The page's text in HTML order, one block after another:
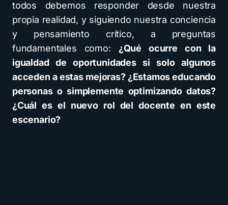
todos debemos responder desde nuestra
propia realidad, y siguiendo nuestra conciencia
y pensamiento crítico, a preguntas
fundamentales como: ¿Qué ocurre con la
igualdad de oportunidades si solo algunos
acceden a estas mejoras? ¿Estamos educando
personas o simplemente optimizando datos?
¿Cuál es el nuevo rol del docente en este
escenario?